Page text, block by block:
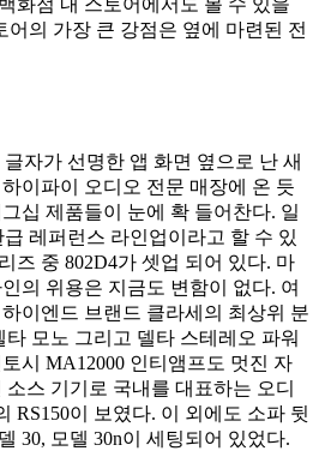
화점 내 스토어에서도 볼 수 있을
의 가장 큰 강점은 옆에 마련된 전
글자가 선명한 앱 화면 옆으로 난 새
이파이 오디오 전문 매장에 온 듯
십 제품들이 눈에 확 들어찬다. 일
레퍼런스 라인업이라고 할 수 있
즈 중 802D4가 셋업 되어 있다. 마
의 위용은 지금도 변함이 없다. 여
이엔드 브랜드 클라세의 최상위 분
모노 그리고 델타 스테레오 파워
시 MA12000 인티앰프도 멋진 자
스 기기로 국내를 대표하는 오디
RS150이 보였다. 이 외에도 소파 뒷
30, 모델 30n이 세팅되어 있었다.